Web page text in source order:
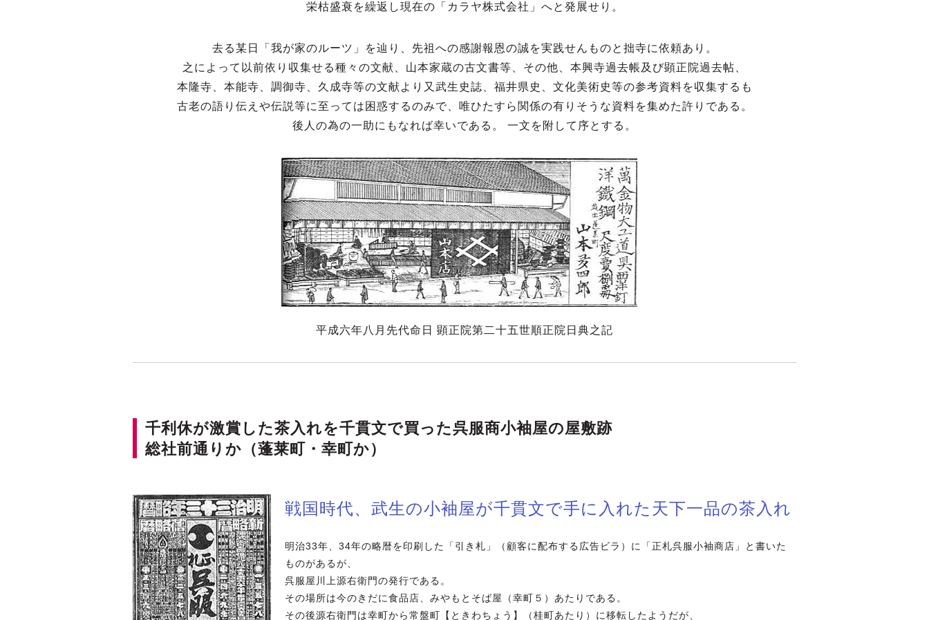
栄枯盛衰を繰返し現在の「カラヤ株式会社」へと発展せり。
去る某日「我が家のルーツ」を辿り、先祖への感謝報恩の誠を実践せんものと拙寺に依頼あり。
之によって以前依り収集せる種々の文献、山本家蔵の古文書等、その他、本興寺過去帳及び顕正院過去帖、
本隆寺、本能寺、調御寺、久成寺等の文献より又武生史誌、福井県史、文化美術史等の参考資料を収集するも
古老の語り伝えや伝説等に至っては困惑するのみで、唯ひたすら関係の有りそうな資料を集めた許りである。
後人の為の一助にもなれば幸いである。 一文を附して序とする。
平成六年八月先代命日 顕正院第二十五世順正院日典之記
千利休が激賞した茶入れを千貫文で買った呉服商小袖屋の屋敷跡
総社前通りか（蓬莱町・幸町か）
戦国時代、武生の小袖屋が千貫文で手に入れた天下一品の茶入れ
明治33年、34年の略暦を印刷した「引き札」（顧客に配布する広告ビラ）に「正札呉服小袖商店」と書いた
ものがあるが、
呉服屋川上源右衛門の発行である。
その場所は今のきだに食品店、みやもとそば屋（幸町５）あたりである。
その後源右衛門は幸町から常盤町【ときわちょう】（桂町あたり）に移転したようだが、